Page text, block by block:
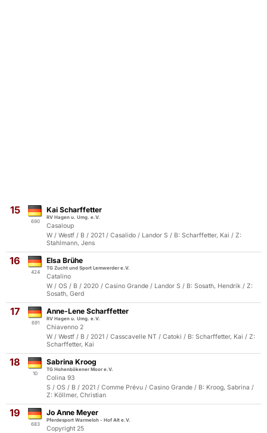
15
690
Kai Scharffetter
RV Hagen u. Umg. e.V.
Casaloup
W / Westf / B / 2021 / Casalido / Landor S / B: Scharffetter, Kai / Z:
Stahlmann, Jens
16
424
Elsa Brühe
TG Zucht und Sport Lemwerder e.V.
Catalino
W / OS / B / 2020 / Casino Grande / Landor S / B: Sosath, Hendrik / Z:
Sosath, Gerd
17
691
Anne-Lene Scharffetter
RV Hagen u. Umg. e.V.
Chiavenno 2
W / Westf / B / 2021 / Casscavelle NT / Catoki / B: Scharffetter, Kai / Z:
Scharffetter, Kai
18
10
Sabrina Kroog
TG Hohenbökener Moor e.V.
Colina 93
S / OS / B / 2021 / Comme Prévu / Casino Grande / B: Kroog, Sabrina /
Z: Köllmer, Christian
19
683
Jo Anne Meyer
Pferdesport Warmeloh - Hof Alt e.V.
Copyright 25